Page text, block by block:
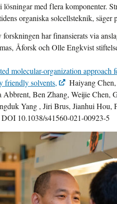
lösningar med flera komponenter.
organiska solcellsteknik,
forskningen har finansierats via
Åforsk och Olle Engkvist
molecular-organization
friendly solvents,
Haiyang
Abbrent, Ben Zhang, Weijie Chen,
Yang , Jiri Brus, Jianhui
10.1038/s41560-021-00923-5